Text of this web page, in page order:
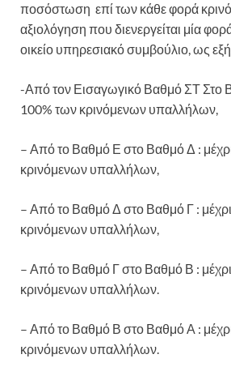
ποσόστωση επί των κάθε φορά
αξιολόγηση που διενεργείται μία
οικείο υπηρεσιακό συμβούλιο, ως
-Από τον Εισαγωγικό Βαθμό ΣΤ Στο
100% των κρινόμενων υπαλλήλων,
– Από το Βαθμό Ε στο Βαθμό Δ :
κρινόμενων υπαλλήλων,
– Από το Βαθμό Δ στο Βαθμό Γ :
κρινόμενων υπαλλήλων,
– Από το Βαθμό Γ στο Βαθμό Β :
κρινόμενων υπαλλήλων.
– Από το Βαθμό Β στο Βαθμό Α :
κρινόμενων υπαλλήλων.